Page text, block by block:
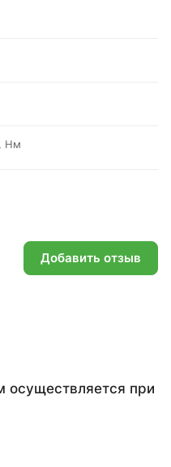
Нм
Добавить отзыв
осуществляется при